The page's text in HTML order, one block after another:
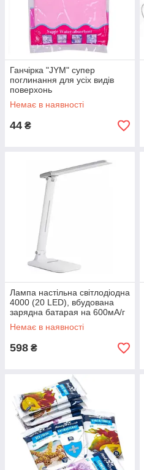
Ганчірка "JYM" супер
поглинання для усіх видів
поверхонь
Немає в наявності
44 ₴
Лампа настільна світлодіодна
4000 (20 LED), вбудована
зарядна батарая на 600мА/г
O74001
Немає в наявності
598 ₴